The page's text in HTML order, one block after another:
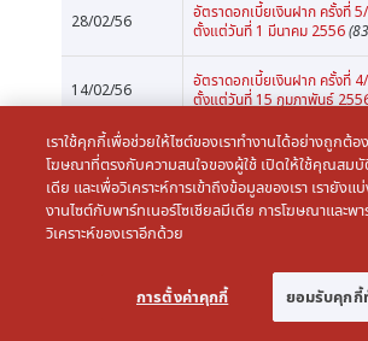
28/02/56
อัตราดอกเบี้ยเงินฝาก ครั้งที่
ตั้งแต่วันที่ 1 มีนาคม 2556
14/02/56
อัตราดอกเบี้ยเงินฝาก ครั้งที่
ตั้งแต่วันที่ 15 กุมภาพันธ์
30/01/56
อัตราดอกเบี้ยเงินฝาก ครั้งที่
ตั้งแต่วันที่ 1 กุมภาพันธ์ 2556
18/01/56
อัตราดอกเบี้ยเงินฝาก ครั้งที่
อัตราดอกเบี้ยเงินฝาก ครั้งที่
ตั้งแต่วันที่ 7 มกราคม 2556
เราใช้คุกกี้เพื่อช่วยให้ไซต์ของเราทำงานได้อย่างถูกต้อ
โฆษณาที่ตรงกับความสนใจของผู้ใช้ เปิดให้ใช้คุณสมบั
เดีย และเพื่อวิเคราะห์การเข้าถึงข้อมูลของเรา เรายัง
งานไซต์กับพาร์ทเนอร์โซเชียลมีเดีย การโฆษณาและพา
วิเคราะห์ของเราอีกด้วย
การตั้งค่าคุกกี้ ยอมรับคุกกี้